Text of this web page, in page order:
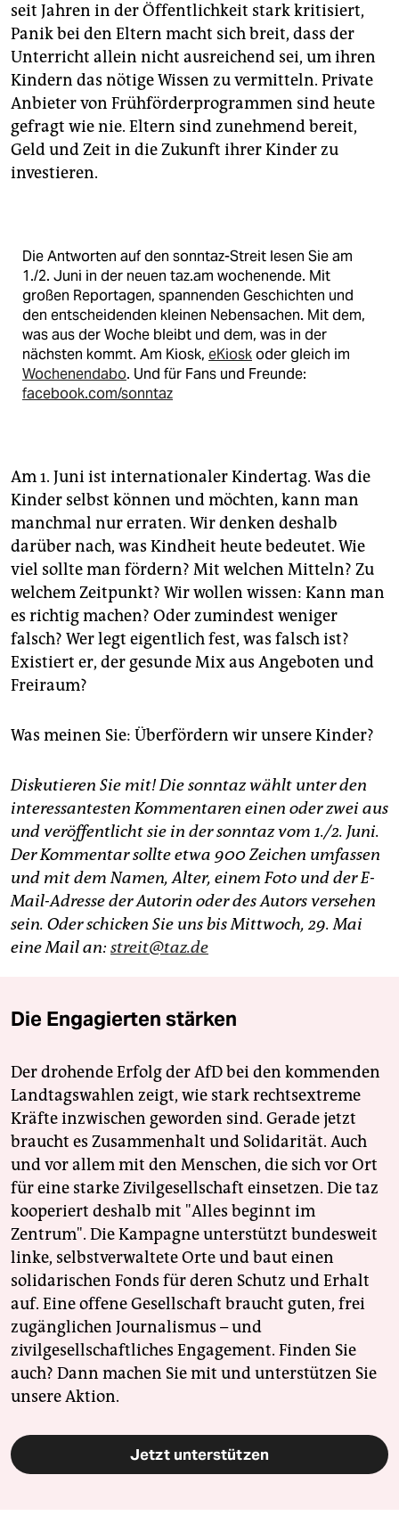
seit Jahren in der Öffentlichkeit stark kritisiert,
Panik bei den Eltern macht sich breit, dass der
Unterricht allein nicht ausreichend sei, um ihren
Kindern das nötige Wissen zu vermitteln. Private
Anbieter von Frühförderprogrammen sind heute
gefragt wie nie. Eltern sind zunehmend bereit,
Geld und Zeit in die Zukunft ihrer Kinder zu
investieren.
Die Antworten auf den sonntaz-Streit lesen Sie am
1./2. Juni in der neuen taz.am wochenende. Mit
großen Reportagen, spannenden Geschichten und
den entscheidenden kleinen Nebensachen. Mit dem,
was aus der Woche bleibt und dem, was in der
nächsten kommt. Am Kiosk, eKioskoder gleich im
Wochenendabo. Und für Fans und Freunde:
facebook.com/sonntaz
Am 1. Juni ist internationaler Kindertag. Was die
Kinder selbst können und möchten, kann man
manchmal nur erraten. Wir denken deshalb
darüber nach, was Kindheit heute bedeutet. Wie
viel sollte man fördern? Mit welchen Mitteln? Zu
welchem Zeitpunkt? Wir wollen wissen: Kann man
es richtig machen? Oder zumindest weniger
falsch? Wer legt eigentlich fest, was falsch ist?
Existiert er, der gesunde Mix aus Angeboten und
Freiraum?
Was meinen Sie: Überfördern wir unsere Kinder?
Diskutieren Sie mit! Die sonntaz wählt unter den
interessantesten Kommentaren einen oder zwei aus
und veröffentlicht sie in der sonntaz vom 1./2. Juni.
Der Kommentar sollte etwa 900 Zeichen umfassen
und mit dem Namen, Alter, einem Foto und der E-
Mail-Adresse der Autorin oder des Autors versehen
sein. Oder schicken Sie uns bis Mittwoch, 29. Mai
eine Mail an: streit@taz.de
Die Engagierten stärken
Der drohende Erfolg der AfD bei den kommenden
Landtagswahlen zeigt, wie stark rechtsextreme
Kräfte inzwischen geworden sind. Gerade jetzt
braucht es Zusammenhalt und Solidarität. Auch
und vor allem mit den Menschen, die sich vor Ort
für eine starke Zivilgesellschaft einsetzen. Die taz
kooperiert deshalb mit "Alles beginnt im
Zentrum". Die Kampagne unterstützt bundesweit
linke, selbstverwaltete Orte und baut einen
solidarischen Fonds für deren Schutz und Erhalt
auf. Eine offene Gesellschaft braucht guten, frei
zugänglichen Journalismus – und
zivilgesellschaftliches Engagement. Finden Sie
auch? Dann machen Sie mit und unterstützen Sie
unsere Aktion.
Jetzt unterstützen